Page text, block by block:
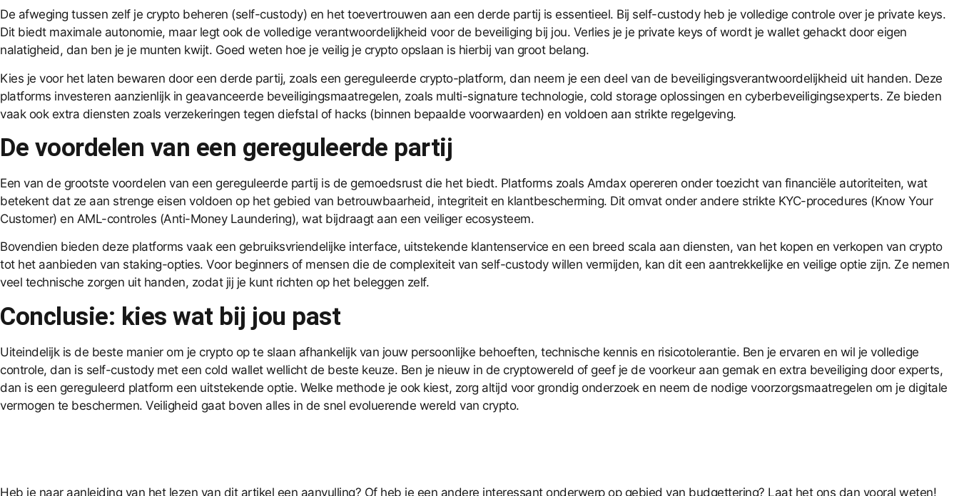
De afweging tussen zelf je crypto beheren (self-custody) en het toevertrouwen aan een derde partij is essentieel. Bij self-custody heb je volledige controle over je private keys.
Dit biedt maximale autonomie, maar legt ook de volledige verantwoordelijkheid voor de beveiliging bij jou. Verlies je je private keys of wordt je wallet gehackt door eigen
nalatigheid, dan ben je je munten kwijt. Goed weten hoe je veilig je crypto opslaan is hierbij van groot belang.
Kies je voor het laten bewaren door een derde partij, zoals een gereguleerde crypto-platform, dan neem je een deel van de beveiligingsverantwoordelijkheid uit handen. Deze
platforms investeren aanzienlijk in geavanceerde beveiligingsmaatregelen, zoals multi-signature technologie, cold storage oplossingen en cyberbeveiligingsexperts. Ze bieden
vaak ook extra diensten zoals verzekeringen tegen diefstal of hacks (binnen bepaalde voorwaarden) en voldoen aan strikte regelgeving.
De voordelen van een gereguleerde partij
Een van de grootste voordelen van een gereguleerde partij is de gemoedsrust die het biedt. Platforms zoals Amdaxopereren onder toezicht van financiële autoriteiten, wat
betekent dat ze aan strenge eisen voldoen op het gebied van betrouwbaarheid, integriteit en klantbescherming. Dit omvat onder andere strikte KYC-procedures (Know Your
Customer) en AML-controles (Anti-Money Laundering), wat bijdraagt aan een veiliger ecosysteem.
Bovendien bieden deze platforms vaak een gebruiksvriendelijke interface, uitstekende klantenservice en een breed scala aan diensten, van het kopen en verkopen van crypto
tot het aanbieden van staking-opties. Voor beginners of mensen die de complexiteit van self-custody willen vermijden, kan dit een aantrekkelijke en veilige optie zijn. Ze nemen
veel technische zorgen uit handen, zodat jij je kunt richten op het beleggen zelf.
Conclusie: kies wat bij jou past
Uiteindelijk is de beste manier om je crypto op te slaan afhankelijk van jouw persoonlijke behoeften, technische kennis en risicotolerantie. Ben je ervaren en wil je volledige
controle, dan is self-custody met een cold wallet wellicht de beste keuze. Ben je nieuw in de cryptowereld of geef je de voorkeur aan gemak en extra beveiliging door experts,
dan is een gereguleerd platform een uitstekende optie. Welke methode je ook kiest, zorg altijd voor grondig onderzoek en neem de nodige voorzorgsmaatregelen om je digitale
vermogen te beschermen. Veiligheid gaat boven alles in de snel evoluerende wereld van crypto.
Heb je naar aanleiding van het lezen van dit artikel een aanvulling? Of heb je een andere interessant onderwerp op gebied van budgettering? Laat het ons dan vooral weten!